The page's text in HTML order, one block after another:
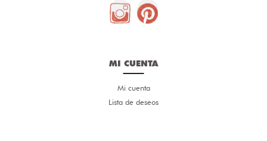
MI CUENTA
Mi cuenta
Lista de deseos